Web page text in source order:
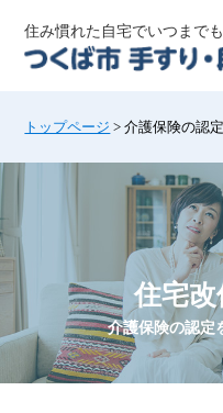
住み慣れた自宅でいつまで
トップページ >介護保険の認
住宅
介護保険の認定